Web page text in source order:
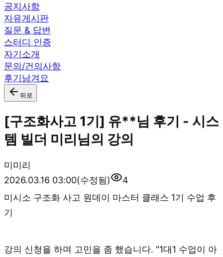
공지사항
자유게시판
질문 & 답변
스터디 인증
자기소개
문의/건의사항
후기남겨요
뒤로
[구조화사고 1기] 유**님 후기 - 시스
템 빌더 미리님의 강의
미미리
2026.03.16 03:00(수정됨)
4
미시소 구조화 사고 원데이 마스터 클래스 1기 수업 후
기
강의 신청을 하며 고민을 좀 했습니다. "1대1 수업이 아